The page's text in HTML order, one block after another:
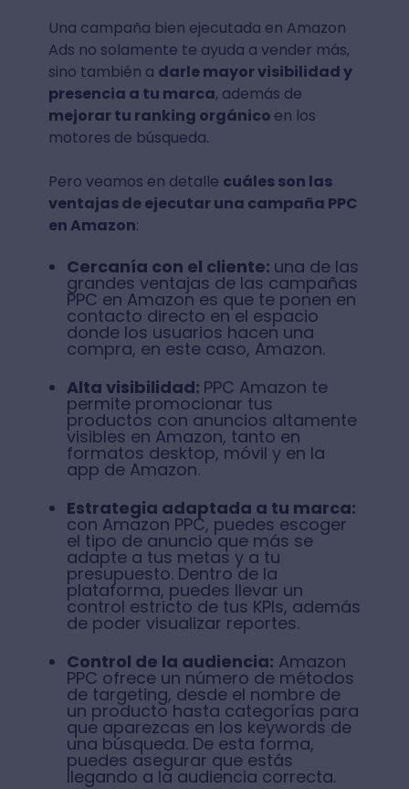
Una campaña bien ejecutada en Amazon
Ads no solamente te ayuda a vender más,
sino también a darle mayor visibilidad y
presencia a tu marca, además de
mejorar tu ranking orgánico en los
motores de búsqueda.
Pero veamos en detalle cuáles son las
ventajas de ejecutar una campaña PPC
en Amazon:
Cercanía con el cliente: una de las
grandes ventajas de las campañas
PPC en Amazon es que te ponen en
contacto directo en el espacio
donde los usuarios hacen una
compra, en este caso, Amazon.
Alta visibilidad: PPC Amazon te
permite promocionar tus
productos con anuncios altamente
visibles en Amazon, tanto en
formatos desktop, móvil y en la
app de Amazon.
Estrategia adaptada a tu marca:
con Amazon PPC, puedes escoger
el tipo de anuncio que más se
adapte a tus metas y a tu
presupuesto. Dentro de la
plataforma, puedes llevar un
control estricto de tus KPIs, además
de poder visualizar reportes.
Control de la audiencia: Amazon
PPC ofrece un número de métodos
de targeting, desde el nombre de
un producto hasta categorías para
que aparezcas en los keywords de
una búsqueda. De esta forma,
puedes asegurar que estás
llegando a la audiencia correcta.